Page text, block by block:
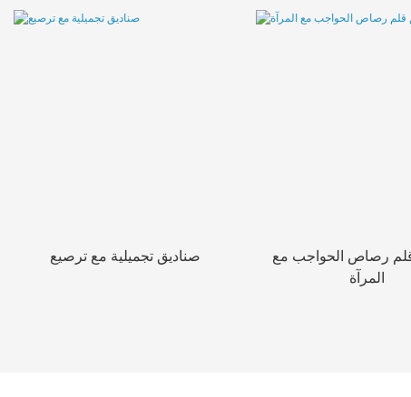
صناديق تجميلية مع ترصيع
رصاص الحواجب مع
المرآة